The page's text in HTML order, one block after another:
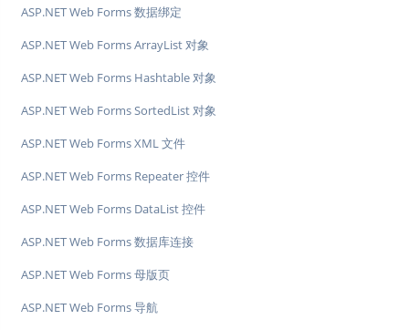
ASP.NET Web Forms 数据绑定
ASP.NET Web Forms ArrayList 对象
ASP.NET Web Forms Hashtable 对象
ASP.NET Web Forms SortedList 对象
ASP.NET Web Forms XML 文件
ASP.NET Web Forms Repeater 控件
ASP.NET Web Forms DataList 控件
ASP.NET Web Forms 数据库连接
ASP.NET Web Forms 母版页
ASP.NET Web Forms 导航